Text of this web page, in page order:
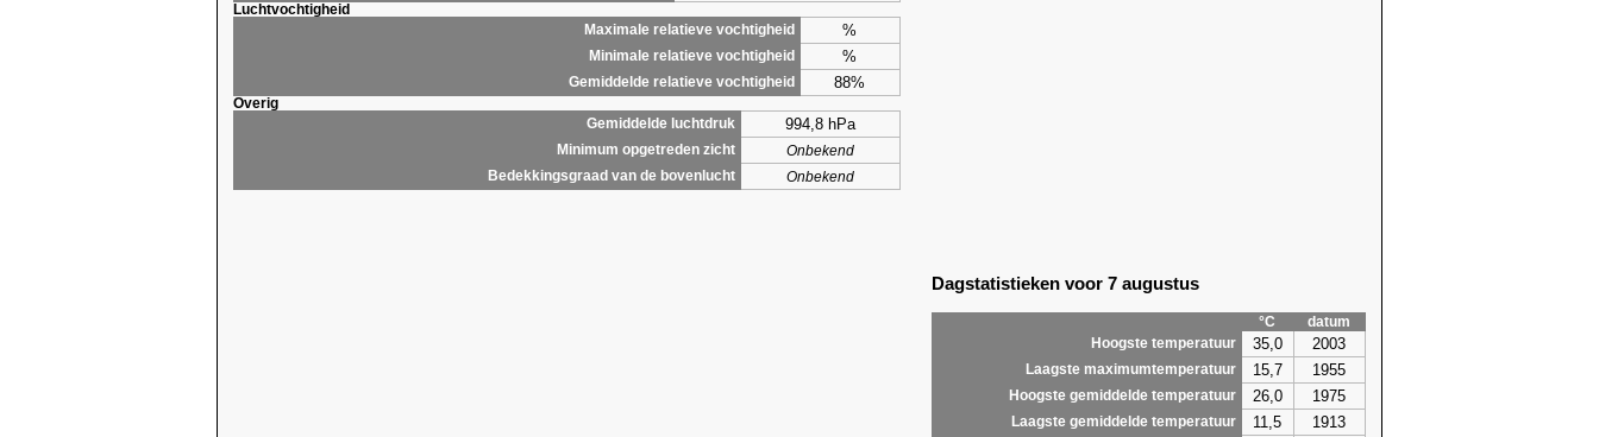
Luchtvochtigheid
Maximale relatieve vochtigheid
%
Minimale relatieve vochtigheid %
Gemiddelde relatieve vochtigheid 88%
Overig
Gemiddelde luchtdruk
994,8 hPa
Minimum opgetreden zicht
Onbekend
Bedekkingsgraad van de bovenlucht
Onbekend
Dagstatistieken voor 7 augustus
°C
datum
Hoogste temperatuur
35,0 2003
Laagste maximumtemperatuur 15,7 1955
Hoogste gemiddelde temperatuur 26,0 1975
Laagste gemiddelde temperatuur 11,5 1913